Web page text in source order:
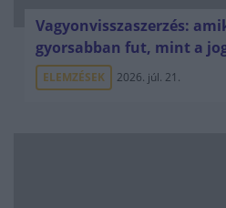
Vagyonvisszaszerzés:
gyorsabban fut, mint a
ELEMZÉSEK 2026. júl. 21.